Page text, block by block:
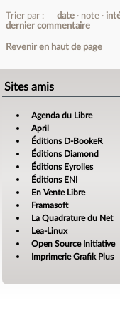
Trier par : date note
dernier commentaire
Revenir en haut de page
Sites amis
Agenda du Libre
April
Éditions D-BookeR
Éditions Diamond
Éditions Eyrolles
Éditions ENI
En Vente Libre
Framasoft
La Quadrature du Net
Lea-Linux
Open Source Initiative
Imprimerie Grafik Plus